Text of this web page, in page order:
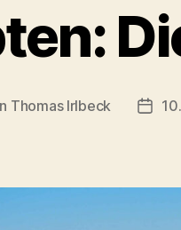
Thomas Irlbeck